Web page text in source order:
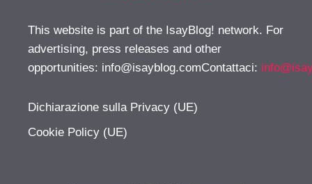
This website is part of the IsayBlog! network. For
advertising, press releases and other
opportunities: info@isayblog.comContattaci:
Dichiarazione sulla Privacy (UE)
Cookie Policy (UE)